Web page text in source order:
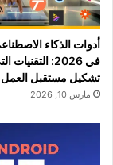
أدوات الذكاء
في 2026:
تشكيل مستقبل العمل
مارس 10, 2026